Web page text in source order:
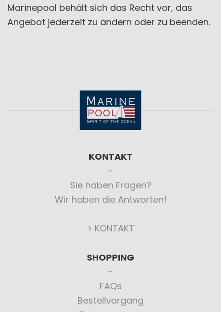
Marinepool behält sich das Recht vor, das
Angebot jederzeit zu ändern oder zu beenden.
KONTAKT
Sie haben Fragen?
Wir haben die Antworten!
> KONTAKT
SHOPPING
FAQs
Bestellvorgang